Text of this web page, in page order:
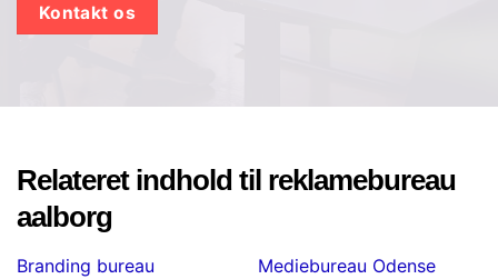
Kontakt os
Relateret indhold til reklamebureau
aalborg
Branding bureau
Mediebureau Odense